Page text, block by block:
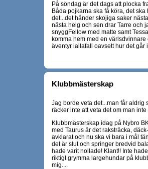
På söndag är det dags att plocka
Båda pojkarna ska få köra, det
det...det händer skojiga saker
nästa helg och sen drar Tarre och
snyggFellow med matte samt
komma hem med en
äventyr iallafall oavsett hur det går
Klubbmästerskap
Jag borde veta det...man får aldrig
räcker inte att veta det om man
Klubbmästerskap idag på Nybro
med Taurus är det raksträcka,
avklarat och nu ska vi bara i mål
det är slut och springer bredvid
hade varit nollade! Klant!! Inte
riktigt grymma largehundar på
mig....